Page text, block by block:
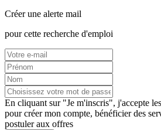
Créer une alerte mail
pour cette recherche d'emploi
En cliquant sur "Je m'inscris", j'accepte les
pour créer mon compte, bénéficier des
postuler aux offres